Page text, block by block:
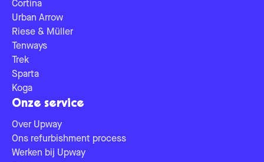
Cortina
Urban Arrow
Riese & Müller
Tenways
Trek
Sparta
Koga
Onze service
Over Upway
Ons refurbishment process
Werken bij Upway